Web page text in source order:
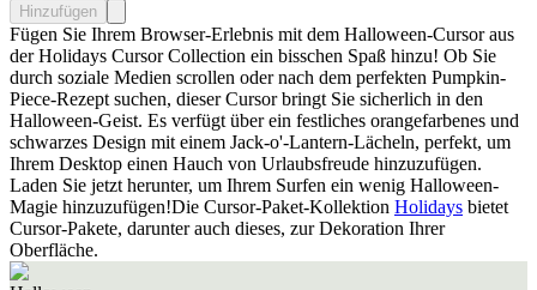
Hinzufügen
Fügen Sie Ihrem Browser-Erlebnis mit dem Halloween-Cursor aus
der Holidays Cursor Collection ein bisschen Spaß hinzu! Ob Sie
durch soziale Medien scrollen oder nach dem perfekten Pumpkin-
Piece-Rezept suchen, dieser Cursor bringt Sie sicherlich in den
Halloween-Geist. Es verfügt über ein festliches orangefarbenes und
schwarzes Design mit einem Jack-o'-Lantern-Lächeln, perfekt, um
Ihrem Desktop einen Hauch von Urlaubsfreude hinzuzufügen.
Laden Sie jetzt herunter, um Ihrem Surfen ein wenig Halloween-
Magie hinzuzufügen!Die Cursor-Paket-Kollektion Holidays bietet
Cursor-Pakete, darunter auch dieses, zur Dekoration Ihrer
Oberfläche.